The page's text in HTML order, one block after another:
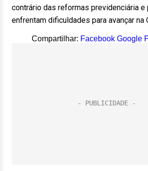
contrário das reformas previdenciária e
enfrentam dificuldades para avançar na
Compartilhar: Facebook Google